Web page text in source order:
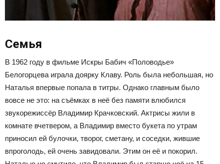
Семья
В 1962 году в фильме Искры Бабич «Половодье»
Белогорцева играла доярку Клаву. Роль была небольшая, но
Наталья впервые попала в титры. Однако главным было
вовсе не это: на съёмках в неё без памяти влюбился
звукорежиссёр Владимир Крачковский. Актрисы жили в
комнате вчетвером, а Владимир вместо букета по утрам
приносил ей булочки, творог, сметану, и соседки, жившие
впроголодь, ей очень завидовали. Этим он её и покорил.